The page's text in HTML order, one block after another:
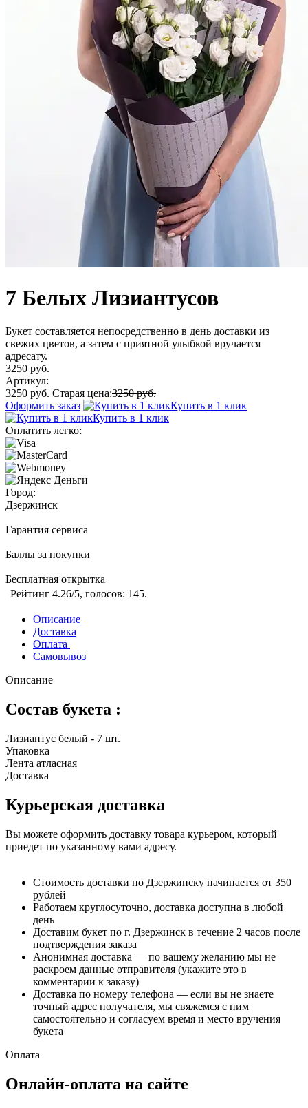
7 Белых Лизиантусов
Букет составляется непосредственно в день доставки из
свежих цветов, а затем с приятной улыбкой вручается
адресату.
3250 руб.
Артикул:
3250 руб. Старая цена:3250 руб.
Оформить заказ
Купить в 1 клик
Купить в 1 клик
Оплатить легко:
Город:
Дзержинск
Гарантия сервиса
Баллы за покупки
Бесплатная открытка
Рейтинг 4.26/5, голосов: 145.
Описание
Доставка
Оплата
Самовывоз
Описание
Состав букета :
Лизиантус белый - 7 шт.
Упаковка
Лента атласная
Доставка
Курьерская доставка
Вы можете оформить доставку товара курьером, который
приедет по указанному вами адресу.
Стоимость доставки по Дзержинску начинается от 350
рублей
Работаем круглосуточно, доставка доступна в любой
день
Доставим букет по г. Дзержинск в течение 2 часов после
подтверждения заказа
Анонимная доставка — по вашему желанию мы не
раскроем данные отправителя (укажите это в
комментарии к заказу)
Доставка по номеру телефона — если вы не знаете
точный адрес получателя, мы свяжемся с ним
самостоятельно и согласуем время и место вручения
букета
Оплата
Онлайн-оплата на сайте